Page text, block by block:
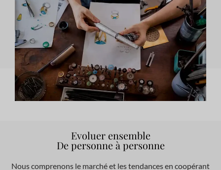
Evoluer ensemble
De personne à personne
Nous comprenons le marché et les tendances en coopérant